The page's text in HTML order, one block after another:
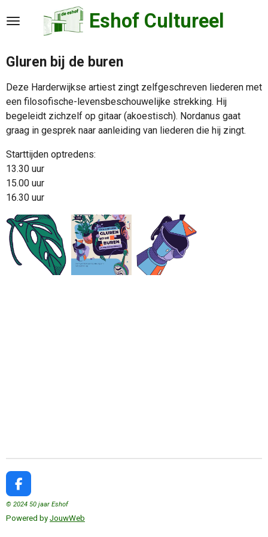
direct
de
hoofdinhoud
Eshof Cultureel
Gluren bij de buren
Deze Harderwijkse artiest zingt zelfgeschreven liederen met
een filosofische-levensbeschouwelijke strekking. Hij
begeleidt zichzelf op gitaar (akoestisch). Nordanus gaat
graag in gesprek naar aanleiding van liederen die hij zingt.
Starttijden optredens:
13.30 uur
15.00 uur
16.30 uur
F
a
e
© 2024 50 jaar Eshof
Powered by JouwWeb